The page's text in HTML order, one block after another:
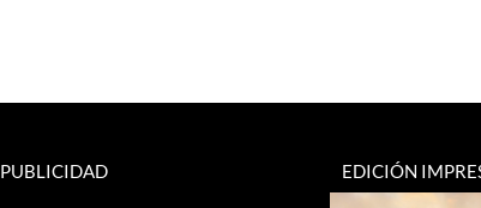
PUBLICIDAD EDICIÓN